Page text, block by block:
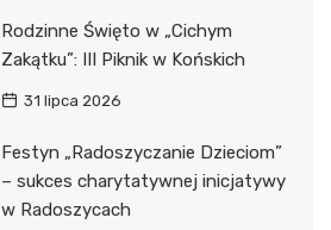
Rodzinne Święto w „Cichym
Zakątku”: III Piknik w Końskich
31 lipca 2026
Festyn „Radoszyczanie Dzieciom”
– sukces charytatywnej inicjatywy
w Radoszycach